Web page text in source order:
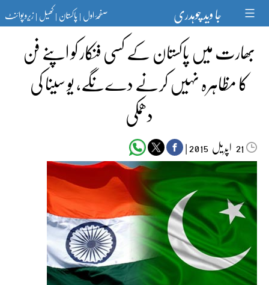
content جا وید چوہدری صفحۂ اول|پاکستان|کھیل|زیرو پوائنٹ
بھارت میں پاکستان کے کسی فنکار کو اپنے فن
کا مظاہرہ نہیں کرنے دےنگے، یو سینا کی
دھمکی
21 اپریل‬‮ |